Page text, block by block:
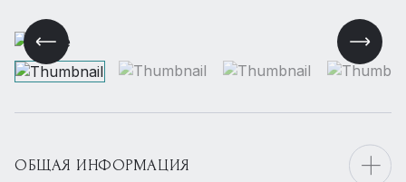
ОБЩАЯ ИНФОРМАЦИЯ